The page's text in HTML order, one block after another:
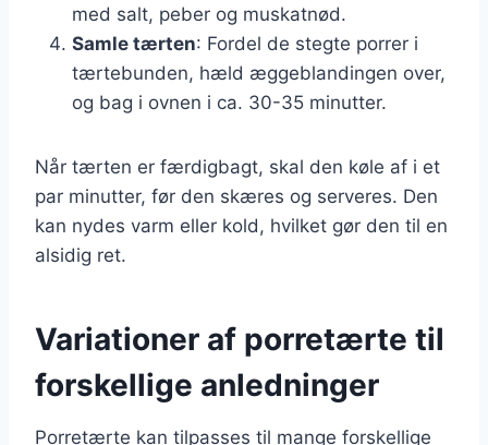
med salt, peber og muskatnød.
Samle tærten: Fordel de stegte porrer i
tærtebunden, hæld æggeblandingen over,
og bag i ovnen i ca. 30-35 minutter.
Når tærten er færdigbagt, skal den køle af i et
par minutter, før den skæres og serveres. Den
kan nydes varm eller kold, hvilket gør den til en
alsidig ret.
Variationer af porretærte til
forskellige anledninger
Porretærte kan tilpasses til mange forskellige